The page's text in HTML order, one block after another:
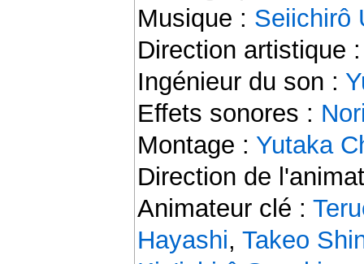
Musique : Seiichirô
Direction artistique
Ingénieur du son :
Effets sonores :
Montage : Yutaka
Direction de
Animateur clé :
Hayashi, Takeo